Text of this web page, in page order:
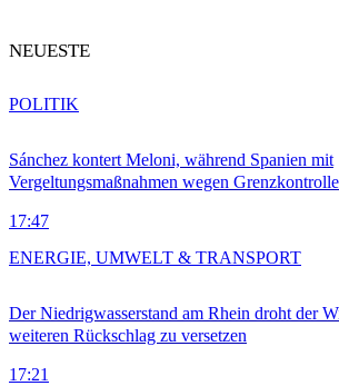
NEUESTE
Sánchez kontert Meloni, während Spanien mit
Vergeltungsmaßnahmen wegen
17:47
POLITIK
Der Niedrigwasserstand am Rhein droht der
weiteren Rückschlag zu versetzen
17:21
ENERGIE, UMWELT & TRANSPORT